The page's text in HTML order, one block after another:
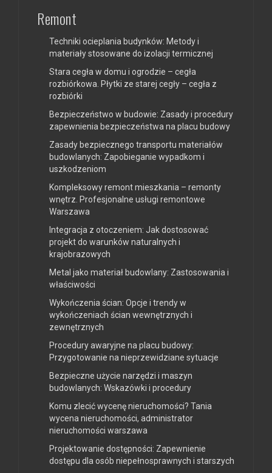
Remont
Techniki ocieplania budynków: Metody i
materiały stosowane do izolacji termicznej
Stara cegła w domu i ogrodzie – cegła
rozbiórkowa. Płytki ze starej cegły – cegła z
rozbiórki
Bezpieczeństwo w budowie: Zasady i procedury
zapewnienia bezpieczeństwa na placu budowy
Zasady bezpiecznego transportu materiałów
budowlanych: Zapobieganie wypadkom i
uszkodzeniom
Kompleksowy remont mieszkania – remonty
wnętrz. Profesjonalne usługi remontowe
Warszawa
Integracja z otoczeniem: Jak dostosować
projekt do warunków naturalnych i
krajobrazowych
Metal jako materiał budowlany: Zastosowania i
właściwości
Wykończenia ścian: Opcje i trendy w
wykończeniach ścian wewnętrznych i
zewnętrznych
Procedury awaryjne na placu budowy:
Przygotowanie na nieprzewidziane sytuacje
Bezpieczne użycie narzędzi i maszyn
budowlanych: Wskazówki i procedury
Komu zlecić wycenę nieruchomości? Tania
wycena nieruchomości, administrator
nieruchomości warszawa
Projektowanie dostępności: Zapewnienie
dostępu dla osób niepełnosprawnych i starszych